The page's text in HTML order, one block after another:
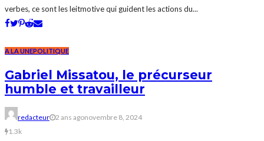
verbes, ce sont les leitmotive qui guident les actions du...
A LA UNEPOLITIQUE
Gabriel Missatou, le précurseur
humble et travailleur
redacteur 2 ans agonovembre 8, 2024
1.3k